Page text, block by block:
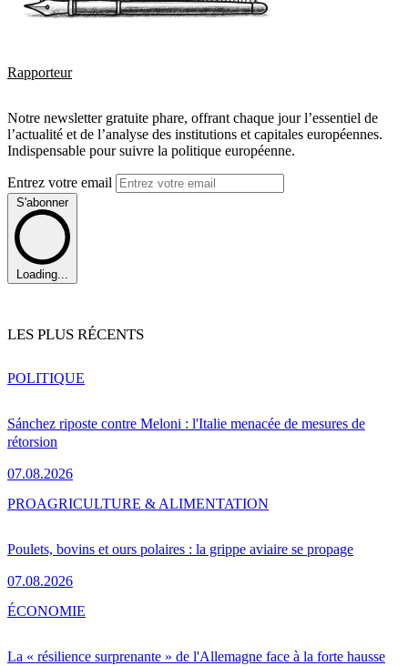
Rapporteur
Notre newsletter gratuite phare, offrant chaque jour l’essentiel de
l’actualité et de l’analyse des institutions et capitales européennes.
Indispensable pour suivre la politique européenne.
Entrez votre email
S'abonner
Loading...
LES PLUS RÉCENTS
Sánchez riposte contre Meloni : l'Italie menacée de mesures de
rétorsion
07.08.2026
POLITIQUE
Poulets, bovins et ours polaires : la grippe aviaire se propage
07.08.2026
PROAGRICULTURE & ALIMENTATION
La « résilience surprenante » de l'Allemagne face à la forte hausse
ÉCONOMIE